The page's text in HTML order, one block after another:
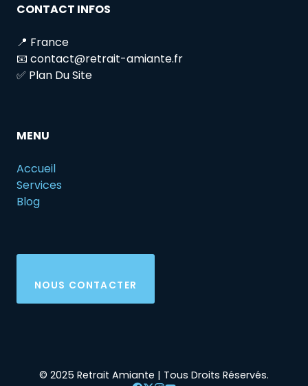
CONTACT INFOS
📍 France
📧 contact@retrait-amiante.fr
✅ Plan Du Site
MENU
Accueil
Services
Blog
NOUS CONTACTER
© 2025 Retrait Amiante | Tous Droits Réservés.